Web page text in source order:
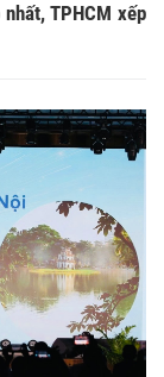
TPHCM xếp